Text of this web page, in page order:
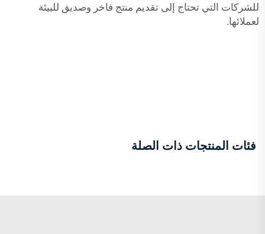
للشركات التي تحتاج إلى تقديم منتج فاخر وصديق للبيئة
لعملائها.
فئات المنتجات ذات الصلة